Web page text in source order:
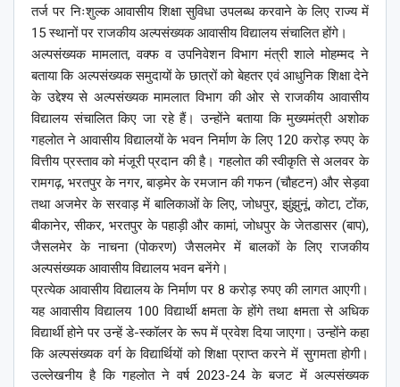
तर्ज पर निःशुल्क आवासीय शिक्षा सुविधा उपलब्ध करवाने के लिए राज्य में
15 स्थानों पर राजकीय अल्पसंख्यक आवासीय विद्यालय संचालित होंगे।
अल्पसंख्यक मामलात, वक्फ व उपनिवेशन विभाग मंत्री शाले मोहम्मद ने
बताया कि अल्पसंख्यक समुदायों के छात्रों को बेहतर एवं आधुनिक शिक्षा देने
के उद्देश्य से अल्पसंख्यक मामलात विभाग की ओर से राजकीय आवासीय
विद्यालय संचालित किए जा रहे हैं। उन्होंने बताया कि मुख्यमंत्री अशोक
गहलोत ने आवासीय विद्यालयों के भवन निर्माण के लिए 120 करोड़ रुपए के
वित्तीय प्रस्ताव को मंजूरी प्रदान की है। गहलोत की स्वीकृति से अलवर के
रामगढ़, भरतपुर के नगर, बाड़मेर के रमजान की गफन (चौहटन) और सेड़वा
तथा अजमेर के सरवाड़ में बालिकाओं के लिए, जोधपुर, झुंझुनूं, कोटा, टोंक,
बीकानेर, सीकर, भरतपुर के पहाड़ी और कामां, जोधपुर के जेतडासर (बाप),
जैसलमेर के नाचना (पोकरण) जैसलमेर में बालकों के लिए राजकीय
अल्पसंख्यक आवासीय विद्यालय भवन बनेंगे।
प्रत्येक आवासीय विद्यालय के निर्माण पर 8 करोड़ रुपए की लागत आएगी।
यह आवासीय विद्यालय 100 विद्यार्थी क्षमता के होंगे तथा क्षमता से अधिक
विद्यार्थी होने पर उन्हें डे-स्कॉलर के रूप में प्रवेश दिया जाएगा। उन्होंने कहा
कि अल्पसंख्यक वर्ग के विद्यार्थियों को शिक्षा प्राप्त करने में सुगमता होगी।
उल्लेखनीय है कि गहलोत ने वर्ष 2023-24 के बजट में अल्पसंख्यक